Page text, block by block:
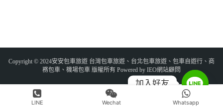
Copyright © 2024安安包車旅遊 台灣包車旅遊、台北包車旅遊、包車自遊行、商
務包車、機場包車 版權所有 Powered by IEO網站顧問
LINE Wechat Whatsapp
加入好友